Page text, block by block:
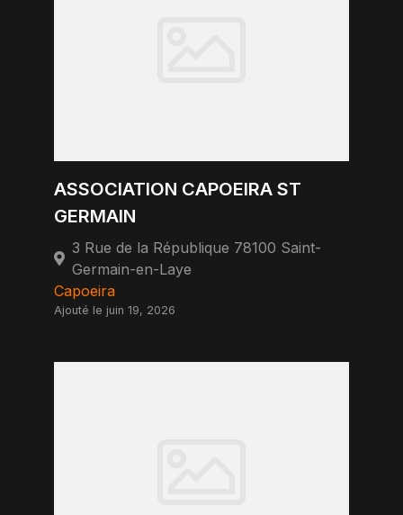
ASSOCIATION CAPOEIRA ST
GERMAIN
3 Rue de la République 78100 Saint-
Germain-en-Laye
Capoeira
Ajouté le juin 19, 2026